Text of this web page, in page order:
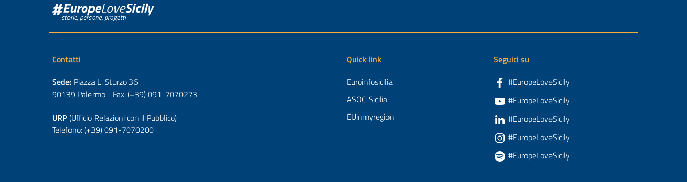
Contatti
Sede: Piazza L. Sturzo 36
90139 Palermo - Fax: (+39) 091-7070273
URP(Ufficio Relazioni con il Pubblico)
Telefono: (+39) 091-7070200
Quick link
Euroinfosicilia
ASOC Sicilia
EUinmyregion
Seguici su
#EuropeLoveSicily
#EuropeLoveSicily
#EuropeLoveSicily
#EuropeLoveSicily
#EuropeLoveSicily